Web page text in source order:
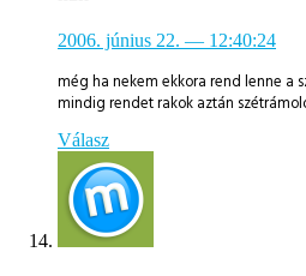
2006. június 22. — 12:40:24
még ha nekem ekkora rend lenne a
mindig rendet rakok aztán
Válasz